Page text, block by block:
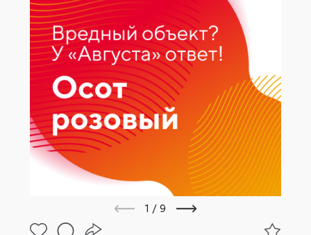
1 / 9